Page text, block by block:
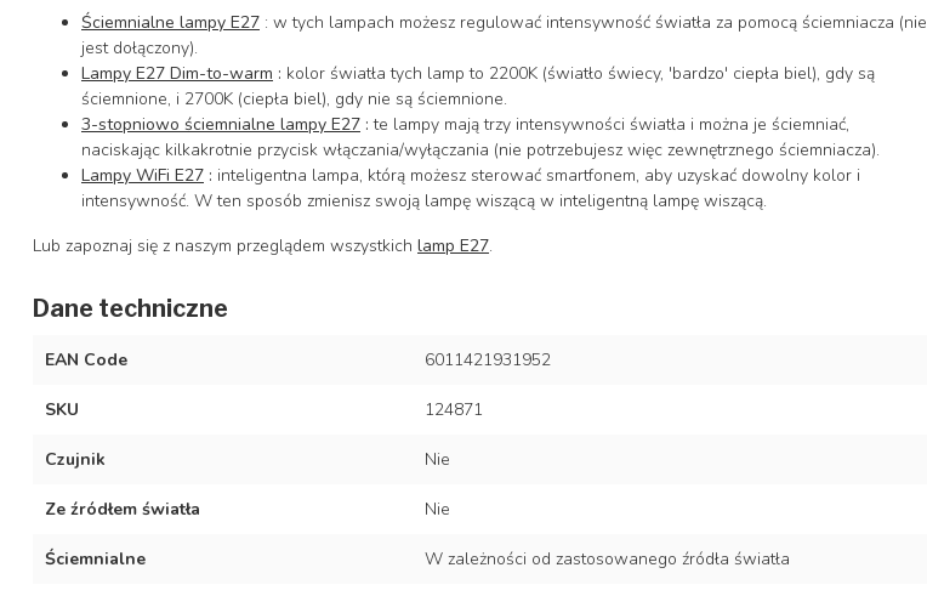
Ściemnialne lampy E27 : w tych lampach możesz regulować intensywność światła za pomocą ściemniacza (nie
jest dołączony).
Lampy E27 Dim-to-warm : kolor światła tych lamp to 2200K (światło świecy, 'bardzo' ciepła biel), gdy są
ściemnione, i 2700K (ciepła biel), gdy nie są ściemnione.
3-stopniowo ściemnialne lampy E27 :te lampy mają trzy intensywności światła i można je ściemniać,
naciskając kilkakrotnie przycisk włączania/wyłączania (nie potrzebujesz więc zewnętrznego ściemniacza).
Lampy WiFi E27 : inteligentna lampa, którą możesz sterować smartfonem, aby uzyskać dowolny kolor i
intensywność. W ten sposób zmienisz swoją lampę wiszącą w inteligentną lampę wiszącą.
Lub zapoznaj się z naszym przeglądem wszystkich lamp E27.
Dane techniczne
EAN Code 6011421931952
SKU 124871
Czujnik Nie
Ze źródłem światła Nie
Ściemnialne W zależności od zastosowanego źródła światła